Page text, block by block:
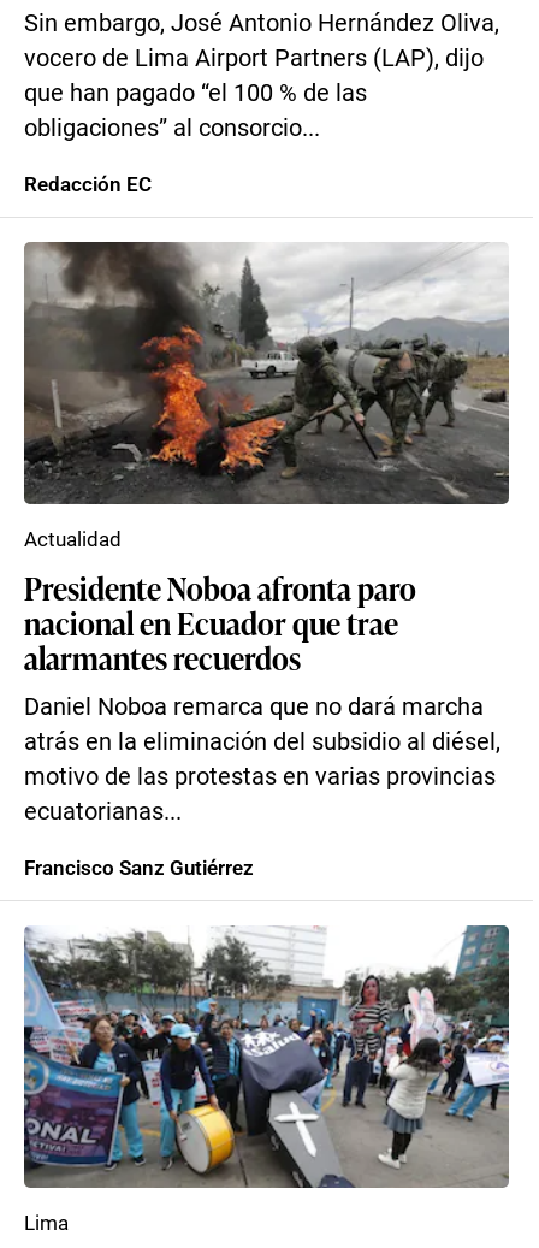
Sin embargo, José Antonio Hernández Oliva,
vocero de Lima Airport Partners (LAP), dijo
que han pagado “el 100 % de las
obligaciones” al consorcio...
Redacción EC
Presidente Noboa afronta paro
nacional en Ecuador que trae
alarmantes recuerdos
Daniel Noboa remarca que no dará marcha
atrás en la eliminación del subsidio al diésel,
motivo de las protestas en varias provincias
ecuatorianas...
Actualidad
Francisco Sanz Gutiérrez
Lima